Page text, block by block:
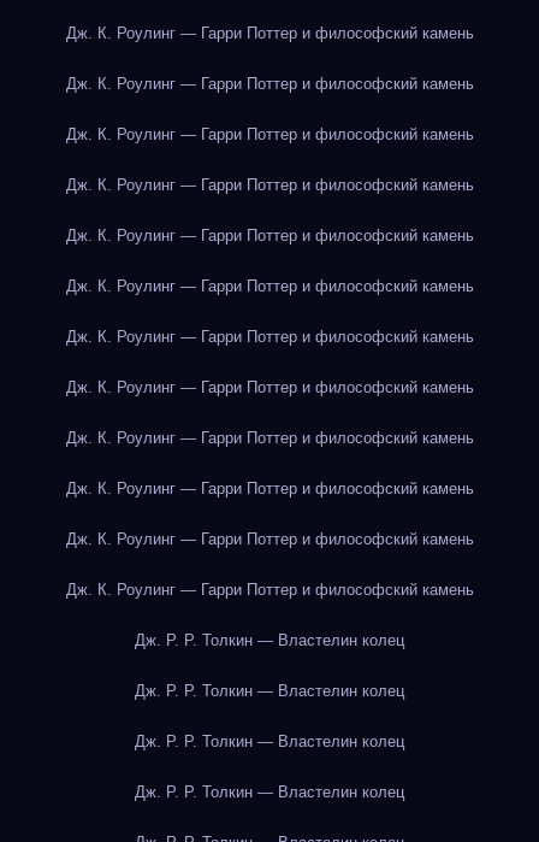
Дж. К. Роулинг — Гарри Поттер и философский камень
Дж. К. Роулинг — Гарри Поттер и философский камень
Дж. К. Роулинг — Гарри Поттер и философский камень
Дж. К. Роулинг — Гарри Поттер и философский камень
Дж. К. Роулинг — Гарри Поттер и философский камень
Дж. К. Роулинг — Гарри Поттер и философский камень
Дж. К. Роулинг — Гарри Поттер и философский камень
Дж. К. Роулинг — Гарри Поттер и философский камень
Дж. К. Роулинг — Гарри Поттер и философский камень
Дж. К. Роулинг — Гарри Поттер и философский камень
Дж. К. Роулинг — Гарри Поттер и философский камень
Дж. К. Роулинг — Гарри Поттер и философский камень
Дж. Р. Р. Толкин — Властелин колец
Дж. Р. Р. Толкин — Властелин колец
Дж. Р. Р. Толкин — Властелин колец
Дж. Р. Р. Толкин — Властелин колец